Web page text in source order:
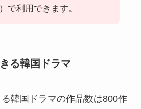
で利用できます。
る韓国ドラマ
韓国ドラマの作品数は800作